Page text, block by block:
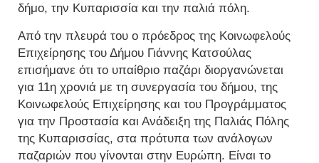
δήμο, την Κυπαρισσία και την παλιά πόλη.
Από την πλευρά του ο πρόεδρος της Κοινωφελούς
Επιχείρησης του Δήμου Γιάννης Κατσούλας
επισήμανε ότι το υπαίθριο παζάρι διοργανώνεται
για 11η χρονιά με τη συνεργασία του δήμου, της
Κοινωφελούς Επιχείρησης και του Προγράμματος
για την Προστασία και Ανάδειξη της Παλιάς Πόλης
της Κυπαρισσίας, στα πρότυπα των ανάλογων
παζαριών που γίνονται στην Ευρώπη. Είναι το